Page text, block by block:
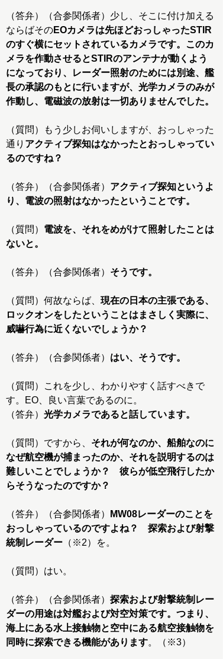
（答弁）（合参関係者）少し、そこに付け加える
ならばそのEOカメラは先ほどおっしゃったSTIR
のすぐ横にセットされているカメラです。このカ
メラを作動させるとSTIRのアンテナが動くよう
になっており、レーダー照射のためには別途、艦
長の承認のもとに行いますが、光学カメラのみが
作動し、電磁波の放射は一切ありませんでした。
（質問）もう少しお伺いしますが、おっしゃった
通り アクティブ探知はなかったとおっしゃってい
るのですね？
（答弁）（合参関係者） アクティブ探知というよ
り、電波の照射はなかったということです。
（質問） 電波を、それをめがけて照射したことは
ないと。
（答弁）（合参関係者） そうです。
（質問）何故ならば、 現在の日本の主張である、
ロックオンをしたということはまさしく実際に、
威嚇行為に近くないでしょうか？
（答弁）（合参関係者） はい、そうです。
（質問）これを少し、わかりやすく話すべきで
す。EO、良い言葉であるのに。
（答弁） 光学カメラであると話しています。
（質問）ですから、 それが何なのか、船舶なのに
なぜ航空機が捕まったのか、それを説明するのは
難しいことでしょうか？ 彼らが低空飛行したか
らそうなったのですか？
（答弁）（合参関係者）
MW08レーダーのことを
おっしゃっているのですよね？ 探索および射撃
統制レーダー （※2）を。
（質問）はい。
（答弁）（合参関係者） 探索および射撃統制レー
ダーの用途は対艦および対空対策です。つまり、
海上にある水上接触物と空中にある航空接触物を
同時に探索できる機能があります。（※3）